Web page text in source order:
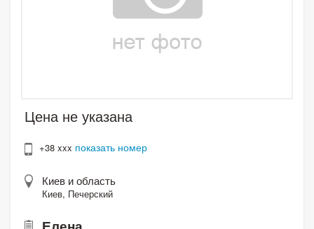
Цена не указана
+38 xxx показать номер
Киев и область
Киев, Печерский